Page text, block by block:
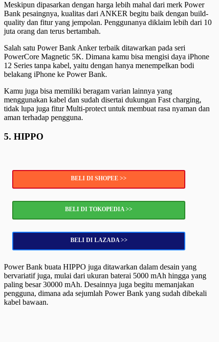
Meskipun dipasarkan dengan harga lebih mahal dari merk Power
Bank pesaingnya, kualitas dari ANKER begitu baik dengan build-
quality dan fitur yang jempolan. Penggunanya diklaim lebih dari 10
juta orang dan terus bertambah.
Salah satu Power Bank Anker terbaik ditawarkan pada seri
PowerCore Magnetic 5K. Dimana kamu bisa mengisi daya iPhone
12 Series tanpa kabel, yaitu dengan hanya menempelkan bodi
belakang iPhone ke Power Bank.
Kamu juga bisa memiliki beragam varian lainnya yang
menggunakan kabel dan sudah disertai dukungan Fast charging,
tidak lupa juga fitur Multi-protect untuk membuat rasa nyaman dan
aman terhadap pengguna.
5. HIPPO
BELI DI SHOPEE >>
BELI DI TOKOPEDIA >>
BELI DI LAZADA >>
Power Bank buata HIPPO juga ditawarkan dalam desain yang
bervariatif juga, mulai dari ukuran baterai 5000 mAh hingga yang
paling besar 30000 mAh. Desainnya juga begitu memanjakan
pengguna, dimana ada sejumlah Power Bank yang sudah dibekali
kabel bawaan.